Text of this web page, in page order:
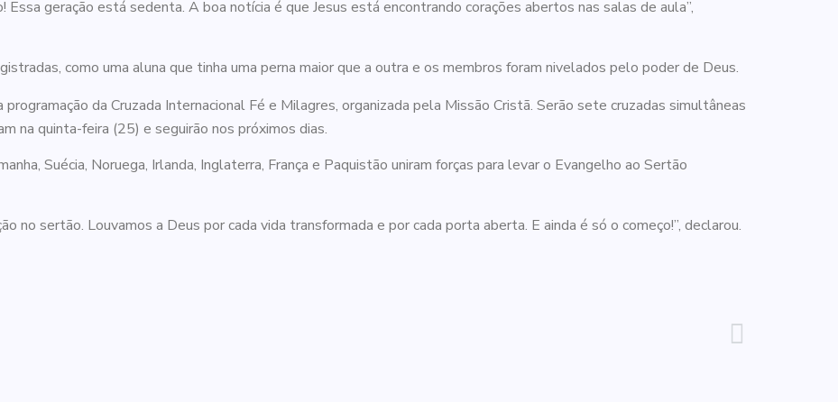
geração está sedenta. A boa notícia é que Jesus está encontrando corações abertos nas salas de aula”,
como uma aluna que tinha uma perna maior que a outra e os membros foram nivelados pelo poder de Deus.
da Cruzada Internacional Fé e Milagres, organizada pela Missão Cristã. Serão sete cruzadas simultâneas
na quinta-feira (25) e seguirão nos próximos dias.
Suécia, Noruega, Irlanda, Inglaterra, França e Paquistão uniram forças para levar o Evangelho ao Sertão
no sertão. Louvamos a Deus por cada vida transformada e por cada porta aberta. E ainda é só o começo!”, declarou.